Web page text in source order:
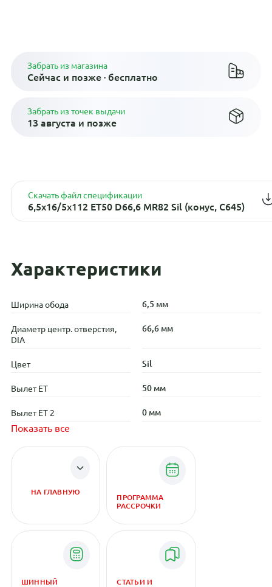
Забрать из магазина
Сейчас и позже · бесплатно
Забрать из точек выдачи
13 августа и позже
Скачать файл спецификации
6,5x16/5x112 ET50 D66,6 MR82 Sil (конус, C645)
Характеристики
Ширина обода 6,5 мм
Диаметр центр. отверстия,
DIA
66,6 мм
Цвет Sil
Вылет ET 50 мм
Вылет ET 2 0 мм
Показать все
НА ГЛАВНУЮ
ПРОГРАММА
РАССРОЧКИ
ШИННЫЙ
СТАТЬИ И